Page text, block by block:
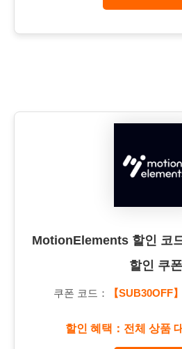
MotionElements 할인 코
할인 쿠폰
쿠폰 코드： 【SUB30OFF】
할인 혜택：전체 상품